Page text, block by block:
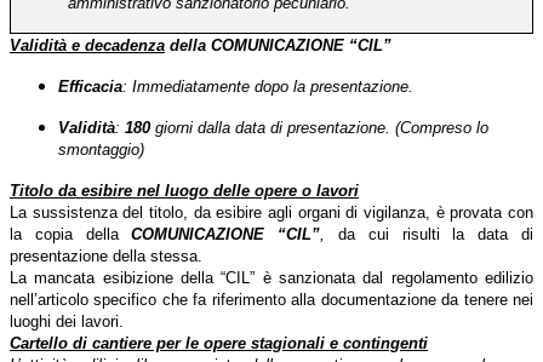
Validità e decadenza della COMUNICAZIONE “CIL”
Efficacia: Immediatamente dopo la presentazione.
Validità: 180 giorni dalla data di presentazione. (Compreso lo
smontaggio)
Titolo da esibire nel luogo delle opere o lavori
La sussistenza del titolo, da esibire agli organi di vigilanza, è provata con
la copia dellaCOMUNICAZIONE “CIL”,da cui risulti la data di
presentazione della stessa.
La mancata esibizione della “CIL” è sanzionata dal regolamento edilizio
nell’articolo specifico che fa riferimento alla documentazione da tenere nei
luoghi dei lavori.
Cartello di cantiere per le opere stagionali e contingenti